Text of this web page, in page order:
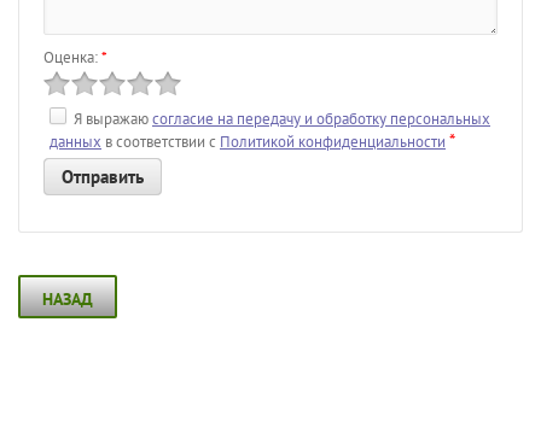
Оценка:*
Я выражаюсогласие на передачу и обработку персональных
данных в соответствии с Политикой конфиденциальности *
НАЗАД